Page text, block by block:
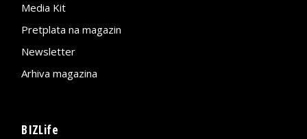
Media Kit
Pretplata na magazin
Newsletter
Arhiva magazina
BIZLife